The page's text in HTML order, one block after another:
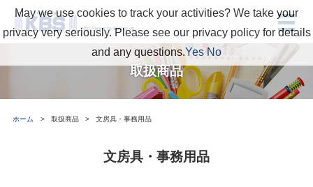
取扱商品
ホーム 取扱商品 文房具・事務用品
文房具・事務用品
May we use cookies to track your activities? We take your
privacy very seriously. Please see our privacy policy for details
and any questions.Yes No